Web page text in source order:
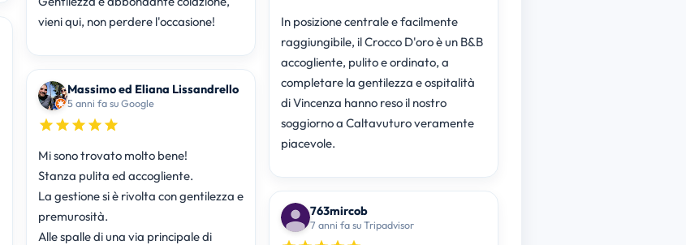
vieni qui, non perdere l'occasione!
Massimo ed Eliana Lissandrello
5 anni fa su Google
Mi sono trovato molto bene!
Stanza pulita ed accogliente.
La gestione si è rivolta con gentilezza e
premurosità.
Alle spalle di una via principale di
In posizione centrale e facilmente
raggiungibile, il Crocco D'oro è un B&B
accogliente, pulito e ordinato, a
completare la gentilezza e ospitalità
di Vincenza hanno reso il nostro
soggiorno a Caltavuturo veramente
piacevole.
763mircob
7 anni fa su Tripadvisor